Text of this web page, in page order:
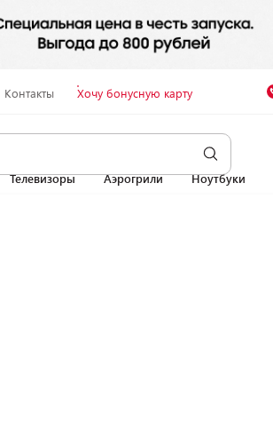
Контакты Хочу бонусную карту
Телевизоры Аэрогрили Ноутбуки